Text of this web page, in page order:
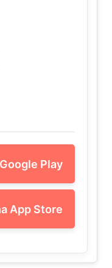
Play
App Store